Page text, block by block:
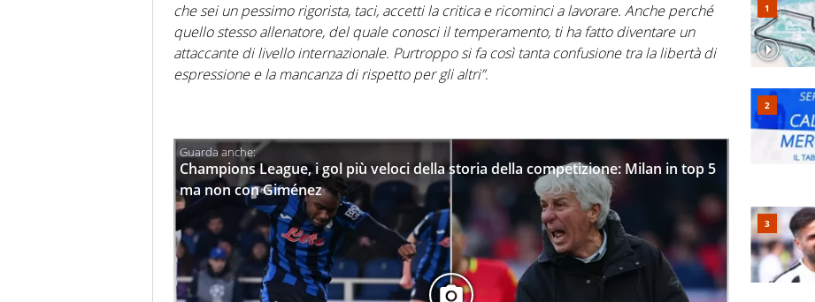
che sei un pessimo rigorista, taci, accetti la critica e ricominci a lavorare. Anche perché
quello stesso allenatore, del quale conosci il temperamento, ti ha fatto diventare un
attaccante di livello internazionale. Purtroppo si fa così tanta confusione tra la libertà di
espressione e la mancanza di rispetto per gli altri”.
Champions League, i gol più veloci della storia della competizione: Milan in top 5
ma non con Giménez